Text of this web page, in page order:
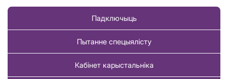
Падключыць
Пытанне спецыялісту
Кабінет карыстальніка